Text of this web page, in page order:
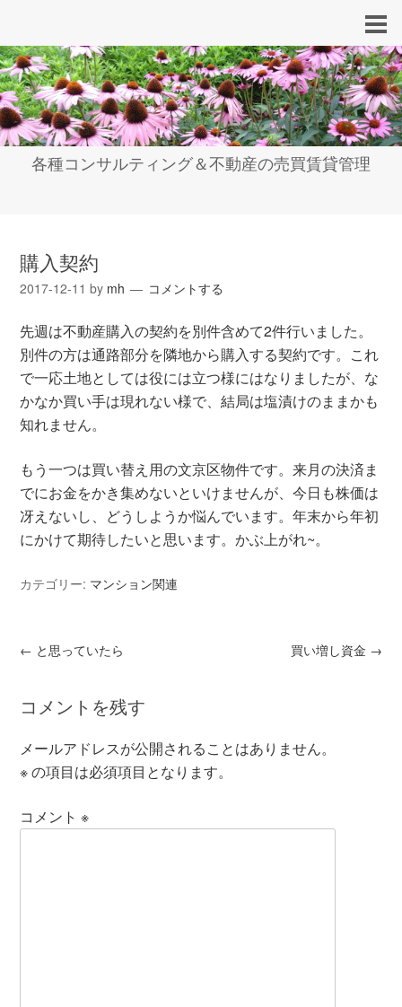
各種コンサルティング＆不動産の売買賃貸管理
購入契約
2017-12-11 by mh コメントする
先週は不動産購入の契約を別件含めて2件行いました。
別件の方は通路部分を隣地から購入する契約です。これ
で一応土地としては役には立つ様にはなりましたが、な
かなか買い手は現れない様で、結局は塩漬けのままかも
知れません。
もう一つは買い替え用の文京区物件です。来月の決済ま
でにお金をかき集めないといけませんが、今日も株価は
冴えないし、どうしようか悩んでいます。年末から年初
にかけて期待したいと思います。かぶ上がれ~。
カテゴリー: マンション関連
← と思っていたら 買い増し資金 →
コメントを残す
メールアドレスが公開されることはありません。
※の項目は必須項目となります。
コメント※